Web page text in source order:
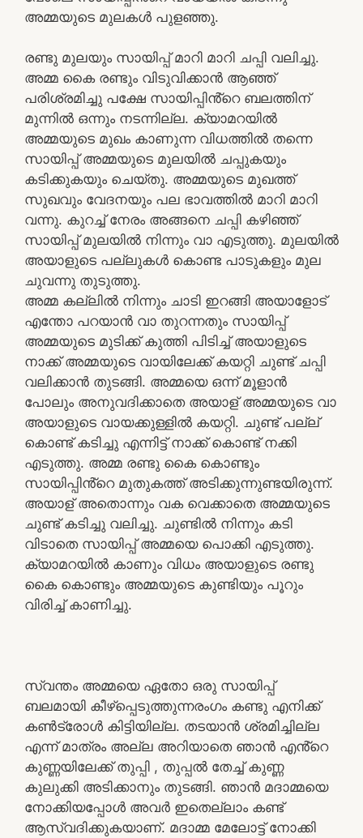
അമ്മയുടെ മുലകൾ പുളഞ്ഞു.
രണ്ടു മുലയും സായിപ്പ് മാറി മാറി ചപ്പി വലിച്ചു.
അമ്മ കൈ രണ്ടും വിടുവിക്കാൻ ആഞ്ഞ്
പരിശ്രമിച്ചു പക്ഷേ സായിപ്പിൻ്റെ ബലത്തിന്
മുന്നിൽ ഒന്നും നടന്നില്ല. ക്യാമറയിൽ
അമ്മയുടെ മുഖം കാണുന്ന വിധത്തിൽ തന്നെ
സായിപ്പ് അമ്മയുടെ മുലയിൽ ചപ്പുകയും
കടിക്കുകയും ചെയ്തു. അമ്മയുടെ മുഖത്ത്
സുഖവും വേദനയും പല ഭാവത്തിൽ മാറി മാറി
വന്നു. കുറച്ച് നേരം അങ്ങനെ ചപ്പി കഴിഞ്ഞ്
സായിപ്പ് മുലയിൽ നിന്നും വാ എടുത്തു. മുലയിൽ
അയാളുടെ പല്ലുകൾ കൊണ്ട പാടുകളും മുല
ചുവന്നു തുടുത്തു.
അമ്മ കല്ലിൽ നിന്നും ചാടി ഇറങ്ങി അയാളോട്
എന്തോ പറയാൻ വാ തുറന്നതും സായിപ്പ്
അമ്മയുടെ മുടിക്ക് കുത്തി പിടിച്ച് അയാളുടെ
നാക്ക് അമ്മയുടെ വായിലേക്ക് കയറ്റി ചുണ്ട് ചപ്പി
വലിക്കാൻ തുടങ്ങി. അമ്മയെ ഒന്ന് മൂളാൻ
പോലും അനുവദിക്കാതെ അയാള് അമ്മയുടെ വാ
അയാളുടെ വായക്കുള്ളിൽ കയറ്റി. ചുണ്ട് പല്ല്
കൊണ്ട് കടിച്ചു എന്നിട്ട് നാക്ക് കൊണ്ട് നക്കി
എടുത്തു. അമ്മ രണ്ടു കൈ കൊണ്ടും
സായിപ്പിൻ്റെ മുതുകത്ത് അടിക്കുന്നുണ്ടയിരുന്ന്.
അയാള് അതൊന്നും വക വെക്കാതെ അമ്മയുടെ
ചുണ്ട് കടിച്ചു വലിച്ചു. ചുണ്ടിൽ നിന്നും കടി
വിടാതെ സായിപ്പ് അമ്മയെ പൊക്കി എടുത്തു.
ക്യാമറയിൽ കാണും വിധം അയാളുടെ രണ്ടു
കൈ കൊണ്ടും അമ്മയുടെ കുണ്ടിയും പൂറും
വിരിച്ച് കാണിച്ചു.
സ്വന്തം അമ്മയെ ഏതോ ഒരു സായിപ്പ്
ബലമായി കീഴ്പ്പെടുത്തുന്നരംഗം കണ്ടു എനിക്ക്
കൺട്രോൾ കിട്ടിയില്ല. തടയാൻ ശ്രമിച്ചില്ല
എന്ന് മാത്രം അല്ല അറിയാതെ ഞാൻ എൻ്റെ
കുണ്ണയിലേക്ക് തുപ്പി , തുപ്പൽ തേച്ച് കുണ്ണ
കുലുക്കി അടിക്കാനും തുടങ്ങി. ഞാൻ മദാമ്മയെ
നോക്കിയപ്പോൾ അവർ ഇതെല്ലാം കണ്ട്
ആസ്വദിക്കുകയാണ്. മദാമ്മ മേലോട്ട് നോക്കി